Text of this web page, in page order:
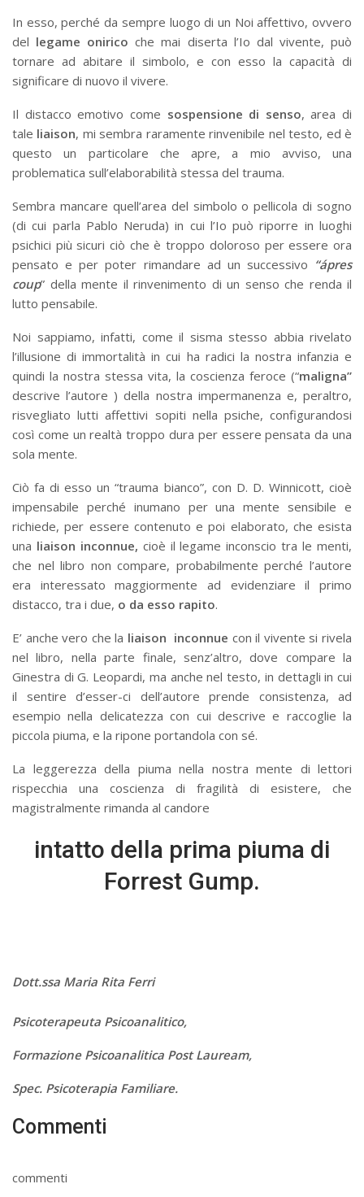
In esso, perché da sempre luogo di un Noi affettivo, ovvero
del legame oniricoche mai diserta l’Io dal vivente, può
tornare ad abitare il simbolo, e con esso la capacità di
significare di nuovo il vivere.
Il distacco emotivo come sospensione di senso, area di
tale liaison, mi sembra raramente rinvenibile nel testo, ed è
questo un particolare che apre, a mio avviso, una
problematica sull’elaborabilità stessa del trauma.
Sembra mancare quell’area del simbolo o pellicola di sogno
(di cui parla Pablo Neruda) in cui l’Io può riporre in luoghi
psichici più sicuri ciò che è troppo doloroso per essere ora
pensato e per poter rimandare ad un successivo “ápres
coup” della mente il rinvenimento di un senso che renda il
lutto pensabile.
Noi sappiamo, infatti, come il sisma stesso abbia rivelato
l’illusione di immortalità in cui ha radici la nostra infanzia e
quindi la nostra stessa vita, la coscienza feroce (“maligna”
descrive l’autore ) della nostra impermanenza e, peraltro,
risvegliato lutti affettivi sopiti nella psiche, configurandosi
così come un realtà troppo dura per essere pensata da una
sola mente.
Ciò fa di esso un “trauma bianco”, con D. D. Winnicott, cioè
impensabile perché inumano per una mente sensibile e
richiede, per essere contenuto e poi elaborato, che esista
una liaison inconnue, cioè il legame inconscio tra le menti,
che nel libro non compare, probabilmente perché l’autore
era interessato maggiormente ad evidenziare il primo
distacco, tra i due, o da esso rapito.
E’ anche vero che la liaison inconnue con il vivente si rivela
nel libro, nella parte finale, senz’altro, dove compare la
Ginestra di G. Leopardi, ma anche nel testo, in dettagli in cui
il sentire d’esser-ci dell’autore prende consistenza, ad
esempio nella delicatezza con cui descrive e raccoglie la
piccola piuma, e la ripone portandola con sé.
La leggerezza della piuma nella nostra mente di lettori
rispecchia una coscienza di fragilità di esistere, che
magistralmente rimanda al candore
intatto della prima piuma di
Forrest Gump.
Dott.ssa Maria Rita Ferri
Psicoterapeuta Psicoanalitico,
Formazione Psicoanalitica Post Lauream,
Spec. Psicoterapia Familiare.
Commenti
commenti